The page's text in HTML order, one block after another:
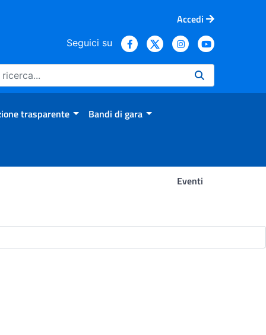
Accedi
Seguici su
trasparente Bandi di gara
Eventi